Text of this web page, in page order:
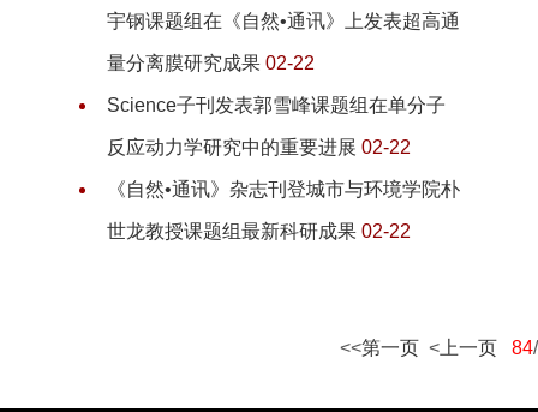
宇钢课题组在《自然•通讯》上发表超高通
量分离膜研究成果 02-22
Science子刊发表郭雪峰课题组在单分子
反应动力学研究中的重要进展 02-22
《自然•通讯》杂志刊登城市与环境学院朴
世龙教授课题组最新科研成果 02-22
<<第一页 < 上一页 84